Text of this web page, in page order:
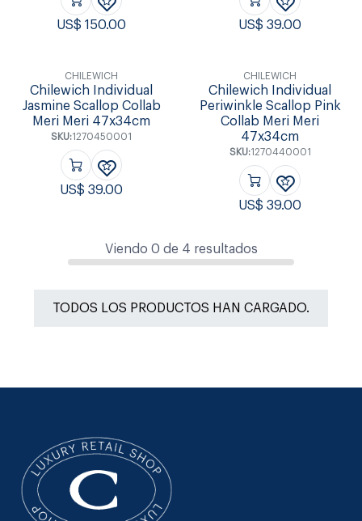
US$150.00 US$39.00
CHILEWICH
Chilewich Individual
Jasmine Scallop Collab
Meri Meri 47x34cm
SKU:1270450001
US$39.00
CHILEWICH
Chilewich Individual
Periwinkle Scallop Pink
Collab Meri Meri
47x34cm
SKU:1270440001
US$39.00
Viendo 0 de 4 resultados
TODOS LOS PRODUCTOS HAN CARGADO.